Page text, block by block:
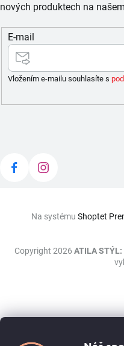
nových produktech na
E-mail
Vložením e-mailu souhlasíte s
Na systému Shoptet
Copyright 2026 ATILA